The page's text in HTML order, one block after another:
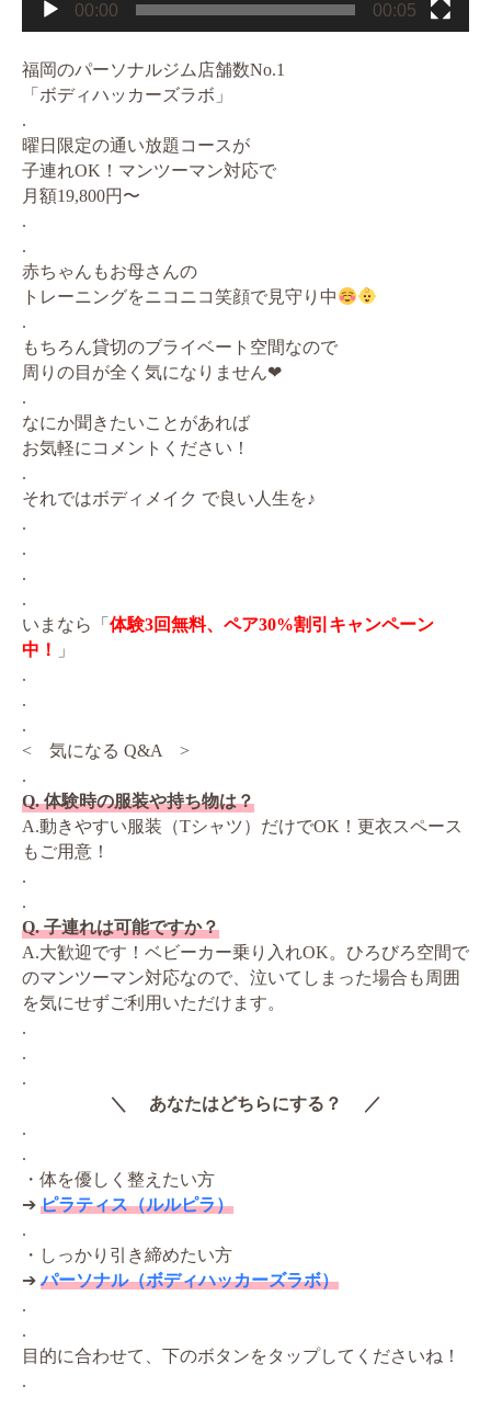
00:00 00:05
福岡のパーソナルジム店舗数No.1
「ボディハッカーズラボ」
.
曜日限定の通い放題コースが
子連れOK！マンツーマン対応で
月額19,800円〜
.
.
赤ちゃんもお母さんの
トレーニングをニコニコ笑顔で見守り中
.
もちろん貸切のブライベート空間なので
周りの目が全く気になりません❤︎
.
なにか聞きたいことがあれば
お気軽にコメントください！
.
それではボディメイク で良い人生を♪
.
.
.
.
いまなら「 体験3回無料、ペア30%割引キャンペーン
中！
」
.
.
.
< 気になる Q&A >
.
Q. 体験時の服装や持ち物は？
A.動きやすい服装（Tシャツ）だけでOK！更衣スペース
もご用意！
.
.
Q. 子連れは可能ですか？
A.大歓迎です！ベビーカー乗り入れOK。ひろびろ空間で
のマンツーマン対応なので、泣いてしまった場合も周囲
を気にせずご利用いただけます。
.
.
.
＼ あなたはどちらにする？ ／
.
.
・体を優しく整えたい方
➔ ピラティス（ルルピラ）
.
・しっかり引き締めたい方
➔パーソナル（ボディハッカーズラボ）
.
.
目的に合わせて、下のボタンをタップしてくださいね！
.